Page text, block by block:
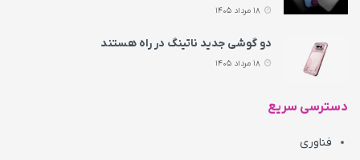
دو گوشی جدید ناتینگ در راه هستند
دسترسی سریع
فناوری